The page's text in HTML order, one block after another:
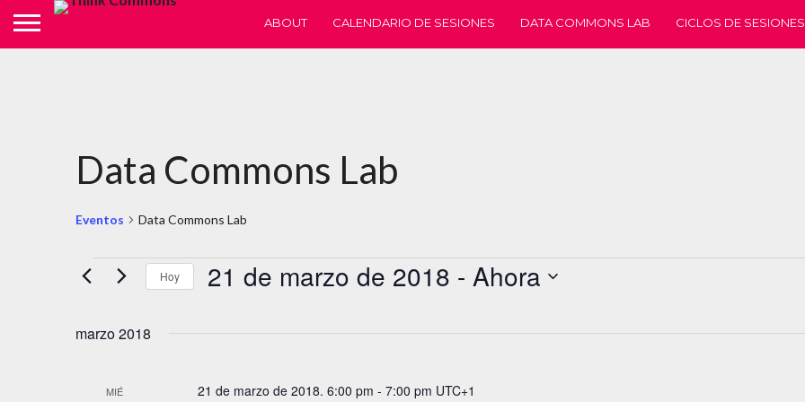
ABOUT CALENDARIO DE SESIONES DATA COMMONS LAB CICLOS DE SESIONES
Data Commons Lab
Eventos Data Commons Lab
Eventos
Hoy 21 de marzo de 2018 - Ahora
marzo 2018
MIÉ 21 de marzo de 2018. 6:00 pm - 7:00 pm UTC+1